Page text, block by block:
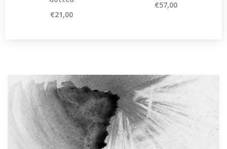
€21,00
€57,00